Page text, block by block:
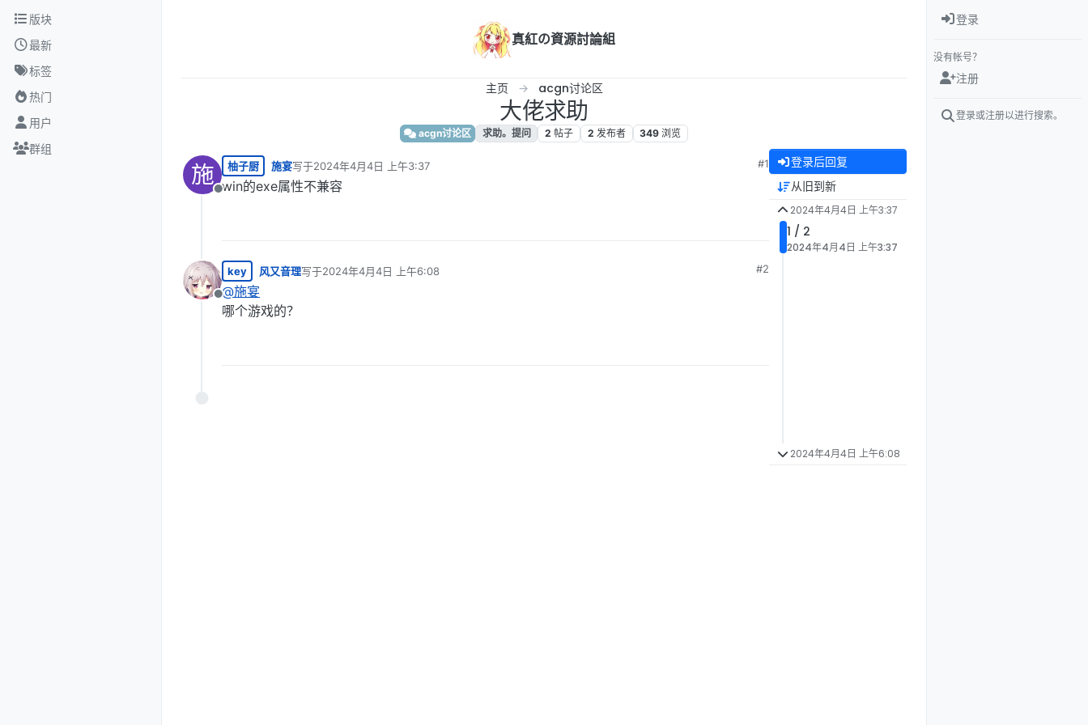
跳转至内容
版块
最新
标签
热门
用户
群组
真紅の資源討論組
主页 acgn讨论区
大佬求助
acgn讨论区 求助。提问 2 帖子 2 发布者 349 浏览
施
离线
柚子厨 施宴写于2024年4月4日 上午3:37
最后由 编辑
#1
win的exe属性不兼容
离线
key 风又音理写于2024年4月4日 上午6:08
最后由 编辑
#2
@施宴
哪个游戏的？
登录后回复
从旧到新
2024年4月4日 上午3:37
1 / 2
2024年4月4日 上午3:37
2024年4月4日 上午6:08
登录
没有帐号？
注册
登录或注册以进行搜索。